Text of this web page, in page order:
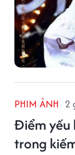
PHIM ẢNH 2
Điểm yếu
trong